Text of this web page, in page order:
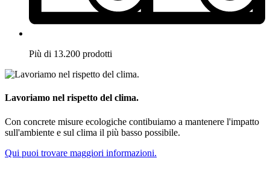
Più di 13.200 prodotti
Lavoriamo nel rispetto del clima.
Con concrete misure ecologiche contibuiamo a mantenere l'impatto
sull'ambiente e sul clima il più basso possibile.
Qui puoi trovare maggiori informazioni.